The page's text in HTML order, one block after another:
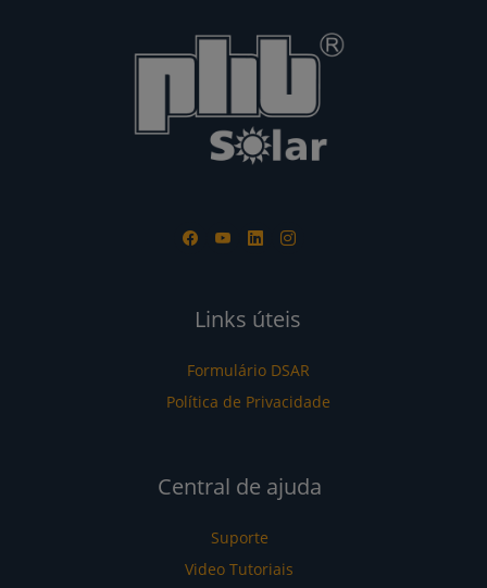
Links úteis
Formulário DSAR
Política de Privacidade
Central de ajuda
Suporte
Video Tutoriais